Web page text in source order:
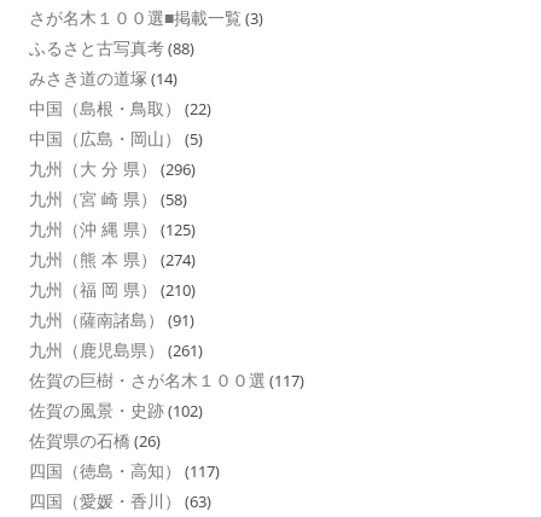
さが名木１００選■掲載一覧 (3)
ふるさと古写真考(88)
みさき道の道塚 (14)
中国（島根・鳥取） (22)
中国（広島・岡山） (5)
九州（大 分 県） (296)
九州（宮 崎 県） (58)
九州（沖 縄 県） (125)
九州（熊 本 県） (274)
九州（福 岡 県） (210)
九州（薩南諸島） (91)
九州（鹿児島県） (261)
佐賀の巨樹・さが名木１００選 (117)
佐賀の風景・史跡(102)
佐賀県の石橋 (26)
四国（徳島・高知） (117)
四国（愛媛・香川） (63)